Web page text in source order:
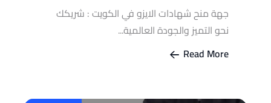
جهة منح شهادات الايزو في الكويت : شريكك
نحو التميز والجودة العالمية...
Read More